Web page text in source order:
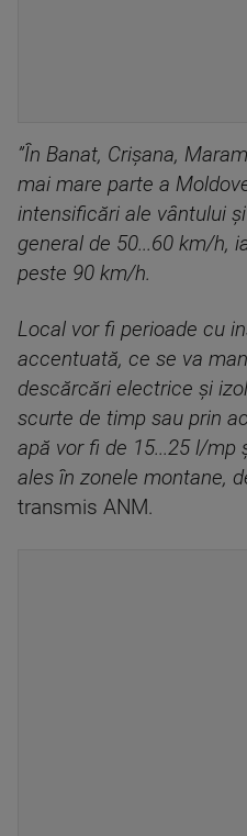
”În Banat, Crişana,
mai mare parte a
intensificări ale vântului
general de 50...60 km/h,
peste 90 km/h.
Local vor fi perioade cu
accentuată, ce se va
descărcări electrice şi
scurte de timp sau prin
apă vor fi de 15...25 l/mp
ales în zonele montane,
transmis ANM.